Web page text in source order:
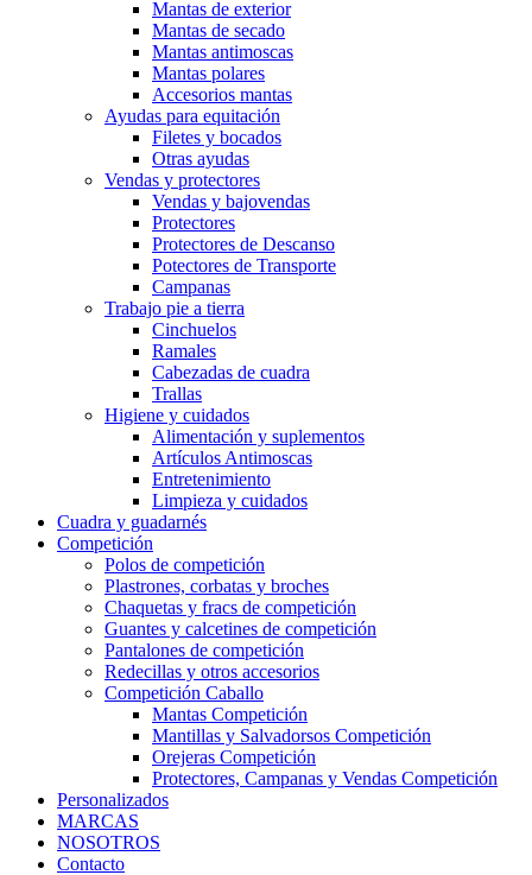
Mantas de exterior
Mantas de secado
Mantas antimoscas
Mantas polares
Accesorios mantas
Ayudas para equitación
Filetes y bocados
Otras ayudas
Vendas y protectores
Vendas y bajovendas
Protectores
Protectores de Descanso
Potectores de Transporte
Campanas
Trabajo pie a tierra
Cinchuelos
Ramales
Cabezadas de cuadra
Trallas
Higiene y cuidados
Alimentación y suplementos
Artículos Antimoscas
Entretenimiento
Limpieza y cuidados
Cuadra y guadarnés
Competición
Polos de competición
Plastrones, corbatas y broches
Chaquetas y fracs de competición
Guantes y calcetines de competición
Pantalones de competición
Redecillas y otros accesorios
Competición Caballo
Mantas Competición
Mantillas y Salvadorsos Competición
Orejeras Competición
Protectores, Campanas y Vendas Competición
Personalizados
MARCAS
NOSOTROS
Contacto